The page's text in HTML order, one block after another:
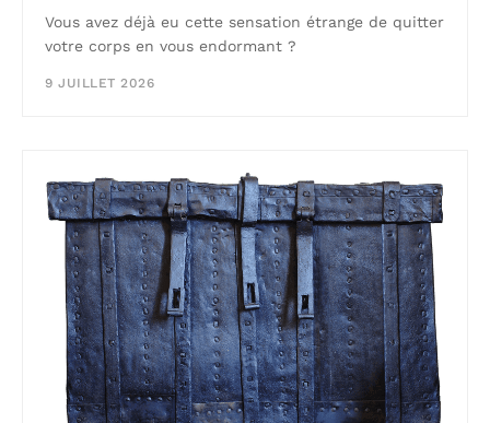
Vous avez déjà eu cette sensation étrange de quitter
votre corps en vous endormant ?
9 JUILLET 2026